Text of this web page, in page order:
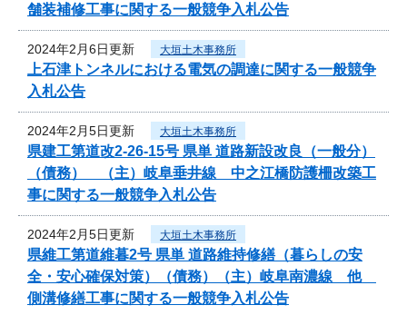
舗装補修工事に関する一般競争入札公告
2024年2月6日更新 大垣土木事務所
上石津トンネルにおける電気の調達に関する一般競争
入札公告
2024年2月5日更新 大垣土木事務所
県建工第道改2-26-15号 県単 道路新設改良（一般分）
（債務） （主）岐阜垂井線 中之江橋防護柵改築工
事に関する一般競争入札公告
2024年2月5日更新 大垣土木事務所
県維工第道維暮2号 県単 道路維持修繕（暮らしの安
全・安心確保対策）（債務）（主）岐阜南濃線 他
側溝修繕工事に関する一般競争入札公告